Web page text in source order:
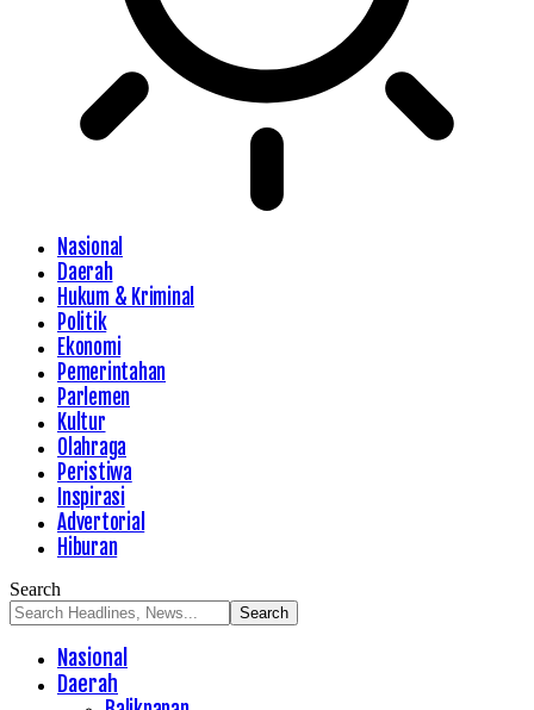
Nasional
Daerah
Hukum & Kriminal
Politik
Ekonomi
Pemerintahan
Parlemen
Kultur
Olahraga
Peristiwa
Inspirasi
Advertorial
Hiburan
Search
Nasional
Daerah